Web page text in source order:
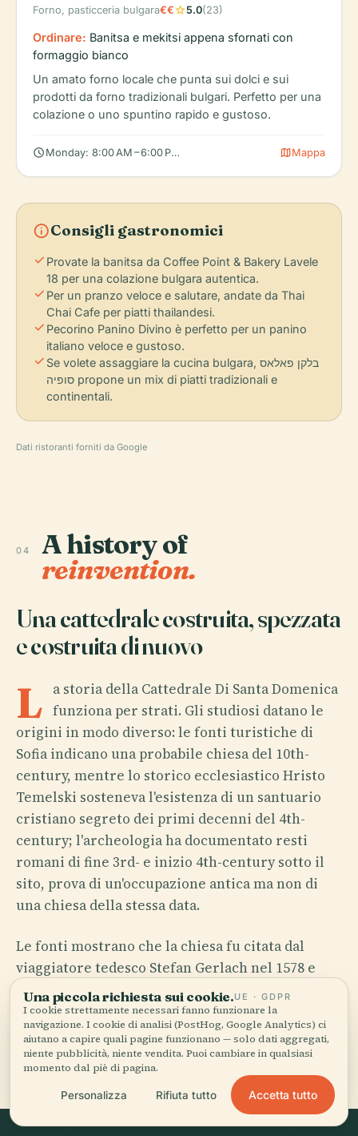
Forno, pasticceria bulgara€€star5.0(23)
Ordinare: Banitsa e mekitsi appena sfornati con
formaggio bianco
Un amato forno locale che punta sui dolci e sui
prodotti da forno tradizionali bulgari. Perfetto per una
colazione o uno spuntino rapido e gustoso.
schedule Monday: 8:00 AM – 6:00 PM, Tuesday: 8:00 AM – 6:00 PM,
mapMappa
infoConsigli gastronomici
check Provate la banitsa da Coffee Point & Bakery Lavele
18 per una colazione bulgara autentica.
check Per un pranzo veloce e salutare, andate da Thai
Chai Cafe per piatti thailandesi.
check Pecorino Panino Divino è perfetto per un panino
italiano veloce e gustoso.
check Se volete assaggiare la cucina bulgara, בלקן פאלאס
סופיה propone un mix di piatti tradizionali e
continentali.
Dati ristoranti forniti da Google
04 A history of
reinvention.
Una cattedrale costruita, spezzata
e costruita di nuovo
L
a storia della Cattedrale Di Santa Domenica
funziona per strati. Gli studiosi datano le
origini in modo diverso: le fonti turistiche di
Sofia indicano una probabile chiesa del 10th-
century, mentre lo storico ecclesiastico Hristo
Temelski sosteneva l'esistenza di un santuario
cristiano segreto dei primi decenni del 4th-
century; l'archeologia ha documentato resti
romani di fine 3rd- e inizio 4th-century sotto il
sito, prova di un'occupazione antica ma non di
una chiesa della stessa data.
Le fonti mostrano che la chiesa fu citata dal
viaggiatore tedesco Stefan Gerlach nel 1578 e
che nel 15th century aveva già acquisito le
reliquie del sovrano-servo di Dio serbo Stefan
Uros II Milutin. Poi arrivarono la ricostruzione
ottocentesca dal 1856 al 1863, il rifacimento del
1898 firmato da Nikola Lazarov e, dopo il 1925,
una seconda vita modellata dal disastro.
Una piccola richiesta sui cookie.UE · GDPR
I cookie strettamente necessari fanno funzionare la
navigazione. I cookie di analisi (PostHog, Google Analytics) ci
aiutano a capire quali pagine funzionano — solo dati aggregati,
niente pubblicità, niente vendita. Puoi cambiare in qualsiasi
momento dal piè di pagina.
Personalizza Rifiuta tutto Accetta tutto